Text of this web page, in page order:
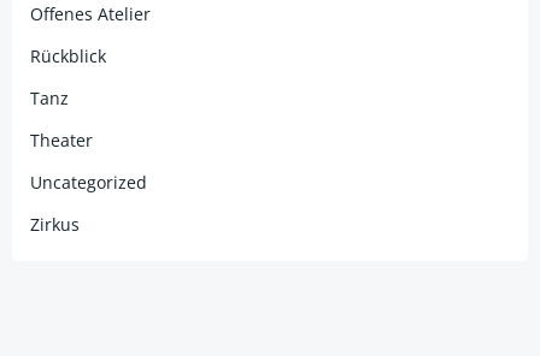
Offenes Atelier
Rückblick
Tanz
Theater
Uncategorized
Zirkus